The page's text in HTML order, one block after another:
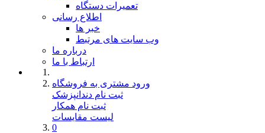
تعمیرات دستگاه
اطلاع رسانی
خبر ها
وب سایت های مرتبط
درباره ما
ارتباط با ما
ورود مشتری به فروشگاه
ثبت نام دندانپزشک
ثبت نام همکار
لیست مقایسات
0